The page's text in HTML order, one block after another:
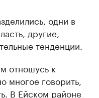
одни в
другие,
тенденции.
отношусь к
многое говорить,
В Ейском районе